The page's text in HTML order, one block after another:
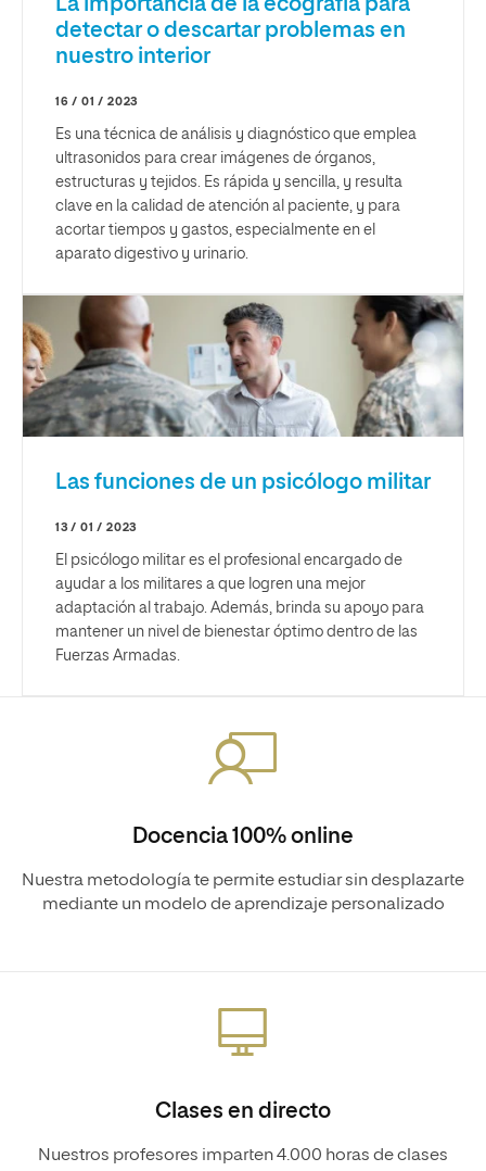
detectar o descartar problemas en
nuestro interior
16 / 01 / 2023
Es una técnica de análisis y diagnóstico que emplea
ultrasonidos para crear imágenes de órganos,
estructuras y tejidos. Es rápida y sencilla, y resulta
clave en la calidad de atención al paciente, y para
acortar tiempos y gastos, especialmente en el
aparato digestivo y urinario.
Las funciones de un psicólogo militar
13 / 01 / 2023
El psicólogo militar es el profesional encargado de
ayudar a los militares a que logren una mejor
adaptación al trabajo. Además, brinda su apoyo para
mantener un nivel de bienestar óptimo dentro de las
Fuerzas Armadas.
Docencia 100% online
Nuestra metodología te permite estudiar sin desplazarte
mediante un modelo de aprendizaje personalizado
Clases en directo
Nuestros profesores imparten 4.000 horas de clases